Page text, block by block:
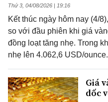
Thứ 3, 04/08/2026 | 19:16
Kết thúc ngày hôm nay (4/
so với đầu phiên khi giá
đồng loạt tăng nhẹ. Trong
nhẹ lên 4.062,6 USD/ounce.
Giá
dốc